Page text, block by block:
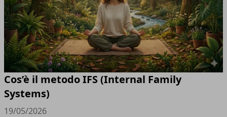
Cos’è il metodo IFS (Internal Family
Systems)
19/05/2026